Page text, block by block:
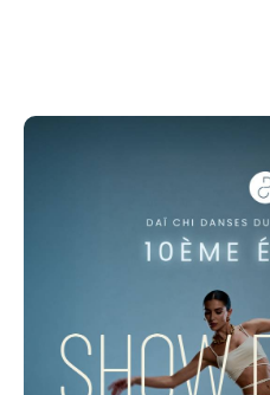
talentueux venus de toute
soutenir les actions de
musiques représentant la
cultures du monde.
Un invité d'honneur